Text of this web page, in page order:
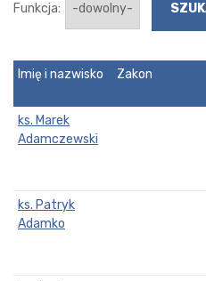
Funkcja:
Imię i nazwisko Zakon
ks. Marek
Adamczewski
ks. Patryk
Adamko